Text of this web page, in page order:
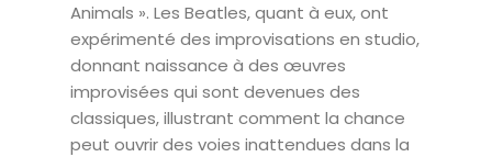
Animals ». Les Beatles, quant à eux, ont
expérimenté des improvisations en studio,
donnant naissance à des œuvres
improvisées qui sont devenues des
classiques, illustrant comment la chance
peut ouvrir des voies inattendues dans la